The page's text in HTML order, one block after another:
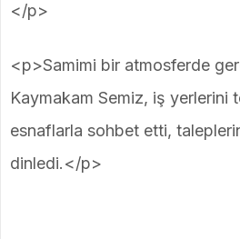
</p>
<p>Samimi bir atmosferde
Kaymakam Semiz, iş yerlerini
esnaflarla sohbet etti,
dinledi.</p>